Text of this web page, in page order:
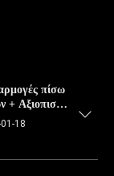
πίσω
+ Αξιοπιστή
18